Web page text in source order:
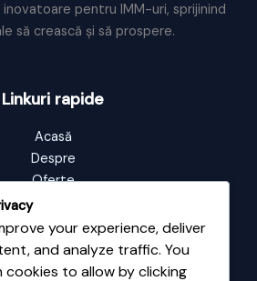
pentru IMM-uri, sprijinind
să crească și să prospere.
Linkuri rapide
Acasă
Despre
Oferte
Portofoliu
Blog
Contact
your experience, deliver
and analyze traffic. You
cookies to allow by clicking